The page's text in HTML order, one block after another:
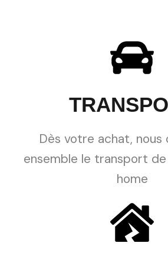
Dès votre achat, nous
ensemble le transport
home